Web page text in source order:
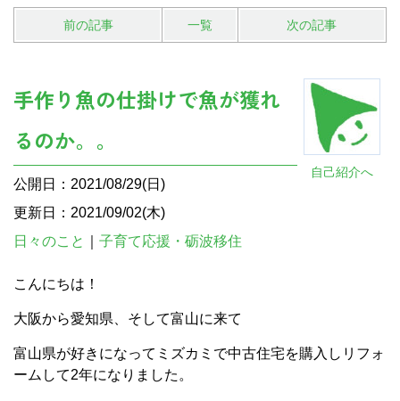
前の記事 一覧 次の記事
自己紹介へ
手作り魚の仕掛けで魚が獲れ
るのか。。
公開日：2021/08/29(日)
更新日：2021/09/02(木)
日々のこと
子育て応援・砺波移住
こんにちは！
大阪から愛知県、そして富山に来て
富山県が好きになってミズカミで中古住宅を購入しリフォ
ームして2年になりました。